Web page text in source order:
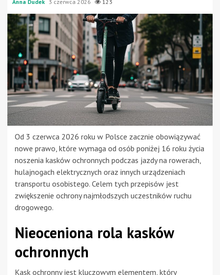
Anna Dudek 3 czerwca 2026 123
Od 3 czerwca 2026 roku w Polsce zacznie obowiązywać
nowe prawo, które wymaga od osób poniżej 16 roku życia
noszenia kasków ochronnych podczas jazdy na rowerach,
hulajnogach elektrycznych oraz innych urządzeniach
transportu osobistego. Celem tych przepisów jest
zwiększenie ochrony najmłodszych uczestników ruchu
drogowego.
Nieoceniona rola kasków
ochronnych
Kask ochronny jest kluczowym elementem, który